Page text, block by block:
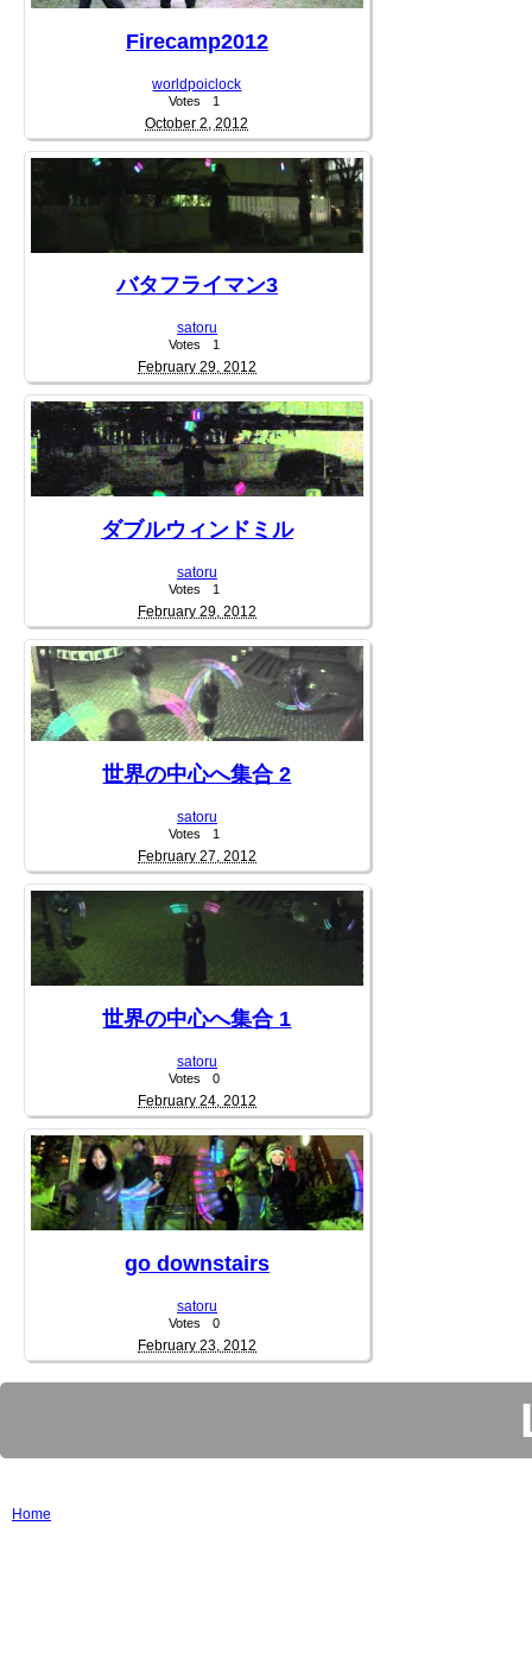
Firecamp2012
worldpoiclock
Votes 1
October 2, 2012
バタフライマン3
satoru
Votes 1
February 29, 2012
ダブルウィンドミル
satoru
Votes 1
February 29, 2012
世界の中心へ集合 2
satoru
Votes 1
February 27, 2012
世界の中心へ集合 1
satoru
Votes 0
February 24, 2012
go downstairs
satoru
Votes 0
February 23, 2012
Home